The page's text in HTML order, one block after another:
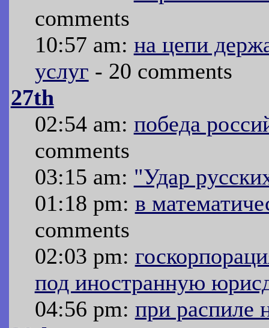
comments
10:57 am: на цепи
услуг - 20 comments
27th
02:54 am: победа
comments
03:15 am: "Удар
01:18 pm: в
comments
02:03 pm:
под иностранную
04:56 pm: при распиле